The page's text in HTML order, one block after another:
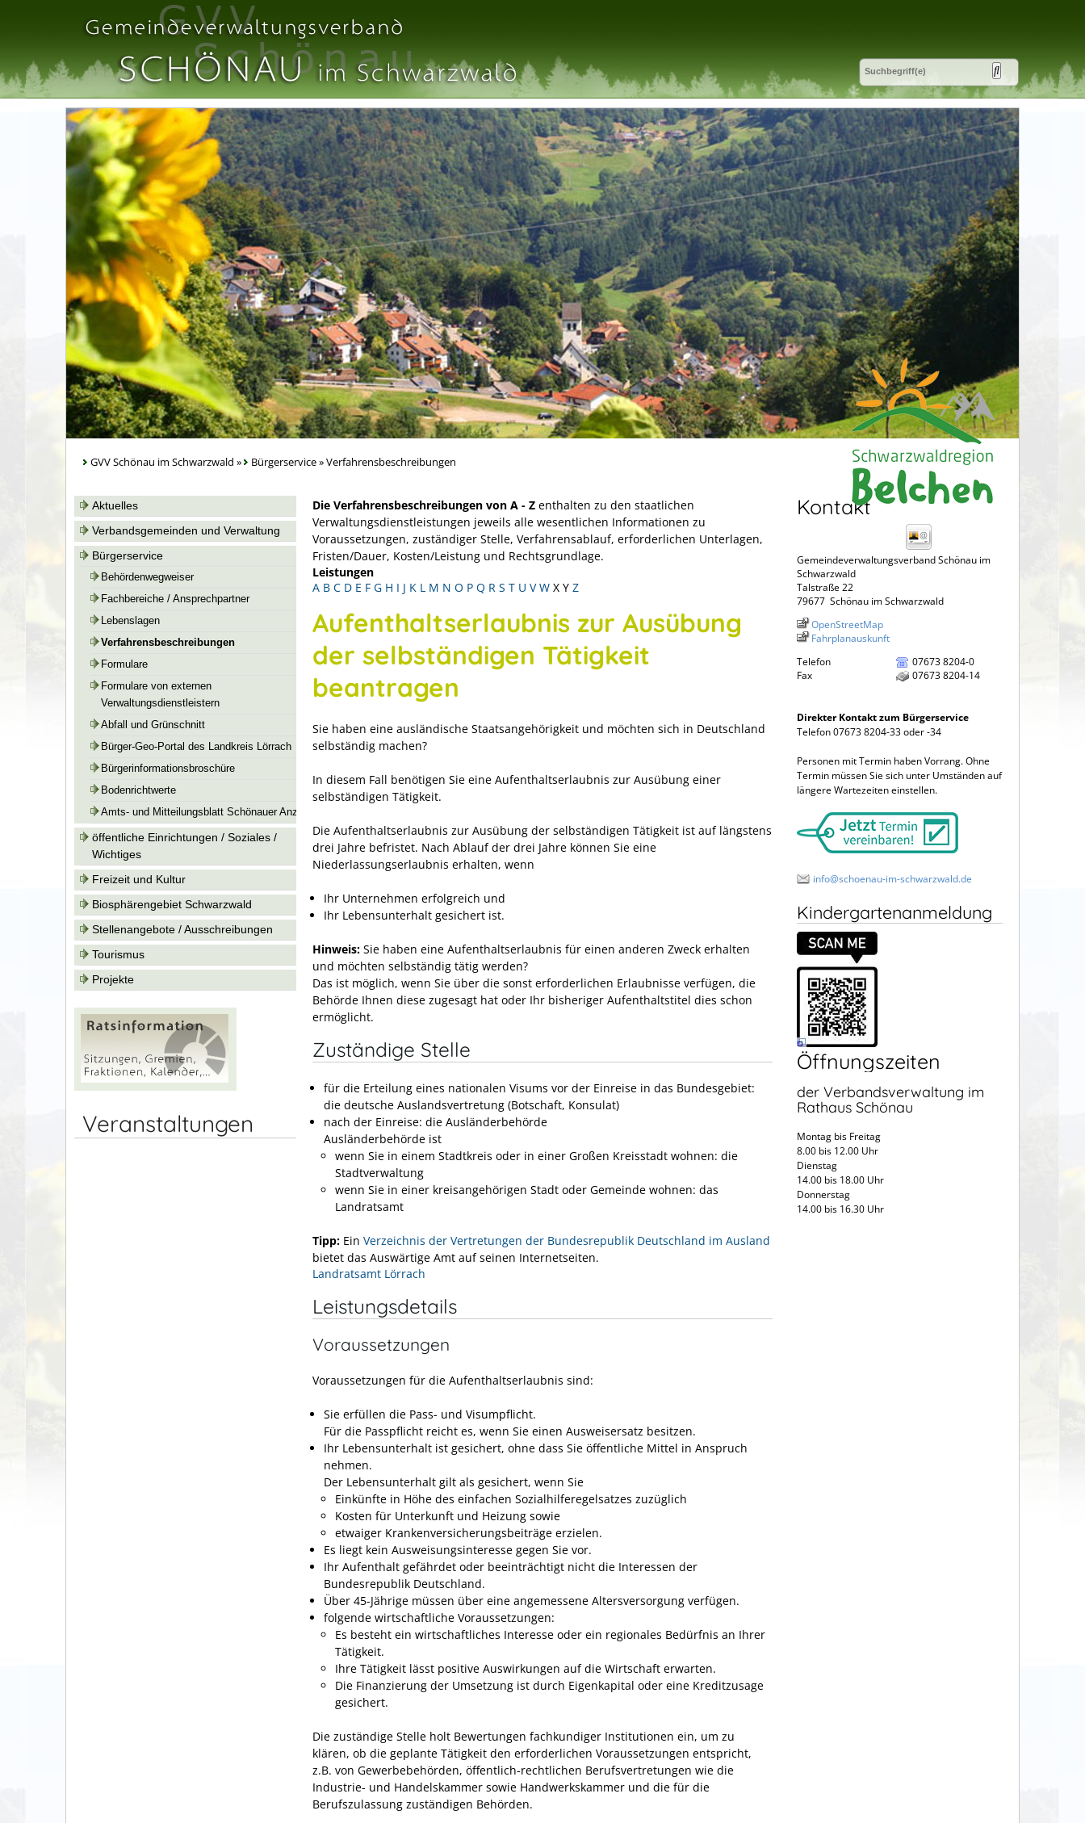
GVV Schönau im Schwarzwald » Bürgerservice»Verfahrensbeschreibungen
Aktuelles
Verbandsgemeinden und Verwaltung
Bürgerservice
Behördenwegweiser
Fachbereiche / Ansprechpartner
Lebenslagen
Verfahrensbeschreibungen
Formulare
Formulare von externen
Verwaltungsdienstleistern
Abfall und Grünschnitt
Bürger-Geo-Portal des Landkreis Lörrach
Bürgerinformationsbroschüre
Bodenrichtwerte
Amts- und Mitteilungsblatt Schönauer Anzeiger
öffentliche Einrichtungen / Soziales /
Wichtiges
Freizeit und Kultur
Biosphärengebiet Schwarzwald
Stellenangebote / Ausschreibungen
Tourismus
Projekte
Veranstaltungen
Die Verfahrensbeschreibungen von A - Z enthalten zu den staatlichen
Verwaltungsdienstleistungen jeweils alle wesentlichen Informationen zu
Voraussetzungen, zuständiger Stelle, Verfahrensablauf, erforderlichen Unterlagen,
Fristen/Dauer, Kosten/Leistung und Rechtsgrundlage.
Leistungen
A B C D E F G H I J K L M N O P Q R S T U V W X Y Z
Aufenthaltserlaubnis zur Ausübung
der selbständigen Tätigkeit
beantragen
Sie haben eine ausländische Staatsangehörigkeit und möchten sich in Deutschland
selbständig machen?
In diesem Fall benötigen Sie eine Aufenthaltserlaubnis zur Ausübung einer
selbständigen Tätigkeit.
Die Aufenthaltserlaubnis zur Ausübung der selbständigen Tätigkeit ist auf längstens
drei Jahre befristet. Nach Ablauf der drei Jahre können Sie eine
Niederlassungserlaubnis erhalten, wenn
Ihr Unternehmen erfolgreich und
Ihr Lebensunterhalt gesichert ist.
Hinweis: Sie haben eine Aufenthaltserlaubnis für einen anderen Zweck erhalten
und möchten selbständig tätig werden?
Das ist möglich, wenn Sie über die sonst erforderlichen Erlaubnisse verfügen, die
Behörde Ihnen diese zugesagt hat oder Ihr bisheriger Aufenthaltstitel dies schon
ermöglicht.
Zuständige Stelle
für die Erteilung eines nationalen Visums vor der Einreise in das Bundesgebiet:
die deutsche Auslandsvertretung (Botschaft, Konsulat)
nach der Einreise: die Ausländerbehörde
Ausländerbehörde ist
wenn Sie in einem Stadtkreis oder in einer Großen Kreisstadt wohnen: die
Stadtverwaltung
wenn Sie in einer kreisangehörigen Stadt oder Gemeinde wohnen: das
Landratsamt
Tipp: Ein Verzeichnis der Vertretungen der Bundesrepublik Deutschland im Ausland
bietet das Auswärtige Amt auf seinen Internetseiten.
Landratsamt Lörrach
Leistungsdetails
Voraussetzungen
Voraussetzungen für die Aufenthaltserlaubnis sind:
Sie erfüllen die Pass- und Visumpflicht.
Für die Passpflicht reicht es, wenn Sie einen Ausweisersatz besitzen.
Ihr Lebensunterhalt ist gesichert, ohne dass Sie öffentliche Mittel in Anspruch
nehmen.
Der Lebensunterhalt gilt als gesichert, wenn Sie
Einkünfte in Höhe des einfachen Sozialhilferegelsatzes zuzüglich
Kosten für Unterkunft und Heizung sowie
etwaiger Krankenversicherungsbeiträge erzielen.
Es liegt kein Ausweisungsinteresse gegen Sie vor.
Ihr Aufenthalt gefährdet oder beeinträchtigt nicht die Interessen der
Bundesrepublik Deutschland.
Über 45-Jährige müssen über eine angemessene Altersversorgung verfügen.
folgende wirtschaftliche Voraussetzungen:
Es besteht ein wirtschaftliches Interesse oder ein regionales Bedürfnis an Ihrer
Tätigkeit.
Ihre Tätigkeit lässt positive Auswirkungen auf die Wirtschaft erwarten.
Die Finanzierung der Umsetzung ist durch Eigenkapital oder eine Kreditzusage
gesichert.
Die zuständige Stelle holt Bewertungen fachkundiger Institutionen ein, um zu
klären, ob die geplante Tätigkeit den erforderlichen Voraussetzungen entspricht,
z.B. von Gewerbebehörden, öffentlich-rechtlichen Berufsvertretungen wie die
Industrie- und Handelskammer sowie Handwerkskammer und die für die
Berufszulassung zuständigen Behörden.
Kontakt
Gemeindeverwaltungsverband Schönau im
Schwarzwald
Talstraße 22
79677 Schönau im Schwarzwald
OpenStreetMap
Fahrplanauskunft
Telefon
07673 8204-0
Fax
07673 8204-14
Direkter Kontakt zum Bürgerservice
Telefon 07673 8204-33 oder -34
Personen mit Termin haben Vorrang. Ohne
Termin müssen Sie sich unter Umständen auf
längere Wartezeiten einstellen.
info@schoenau-im-schwarzwald.de
Kindergartenanmeldung
Öffnungszeiten
der Verbandsverwaltung im
Rathaus Schönau
Montag bis Freitag
8.00 bis 12.00 Uhr
Dienstag
14.00 bis 18.00 Uhr
Donnerstag
14.00 bis 16.30 Uhr